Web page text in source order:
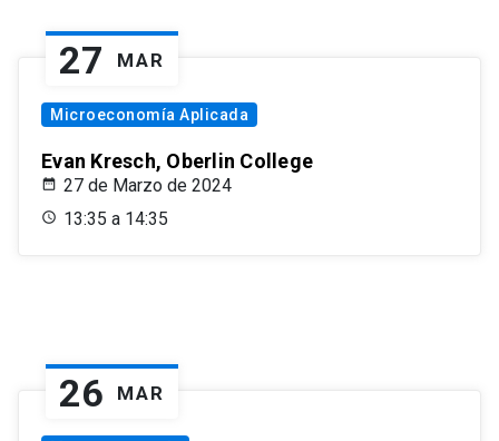
27 MAR
Microeconomía Aplicada
Evan Kresch, Oberlin College
27 de Marzo de 2024
13:35 a 14:35
26 MAR